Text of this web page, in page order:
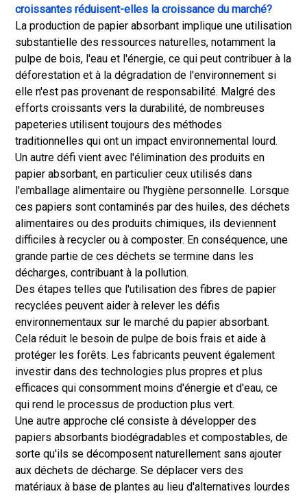
croissantes réduisent-elles la croissance du marché?
La production de papier absorbant implique une utilisation
substantielle des ressources naturelles, notamment la
pulpe de bois, l'eau et l'énergie, ce qui peut contribuer à la
déforestation et à la dégradation de l'environnement si
elle n'est pas provenant de responsabilité. Malgré des
efforts croissants vers la durabilité, de nombreuses
papeteries utilisent toujours des méthodes
traditionnelles qui ont un impact environnemental lourd.
Un autre défi vient avec l'élimination des produits en
papier absorbant, en particulier ceux utilisés dans
l'emballage alimentaire ou l'hygiène personnelle. Lorsque
ces papiers sont contaminés par des huiles, des déchets
alimentaires ou des produits chimiques, ils deviennent
difficiles à recycler ou à composter. En conséquence, une
grande partie de ces déchets se termine dans les
décharges, contribuant à la pollution.
Des étapes telles que l'utilisation des fibres de papier
recyclées peuvent aider à relever les défis
environnementaux sur le marché du papier absorbant.
Cela réduit le besoin de pulpe de bois frais et aide à
protéger les forêts. Les fabricants peuvent également
investir dans des technologies plus propres et plus
efficaces qui consomment moins d'énergie et d'eau, ce
qui rend le processus de production plus vert.
Une autre approche clé consiste à développer des
papiers absorbants biodégradables et compostables, de
sorte qu'ils se décomposent naturellement sans ajouter
aux déchets de décharge. Se déplacer vers des
matériaux à base de plantes au lieu d'alternatives lourdes